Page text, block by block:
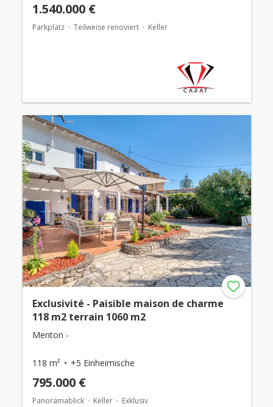
1.540.000 €
Parkplatz Teilweise renoviert Keller
Exclusivité - Paisible maison de charme
118 m2 terrain 1060 m2
Menton -
118 m² +5 Einheimische
795.000 €
Panoramablick Keller Exklusiv